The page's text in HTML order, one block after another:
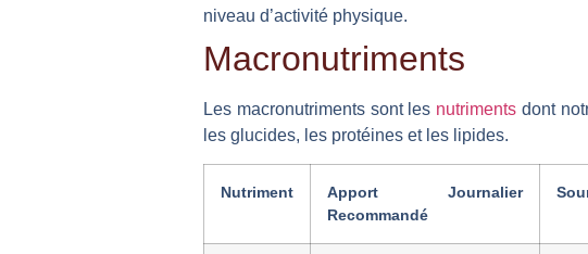
niveau d’activité physique.
Macronutriments
Les macronutriments sont les nutriments dont
les glucides, les protéines et les lipides.
Nutriment
Apport Journalier
Recommandé